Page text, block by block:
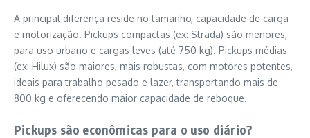
A principal diferença reside no tamanho, capacidade de carga
e motorização. Pickups compactas (ex: Strada) são menores,
para uso urbano e cargas leves (até 750 kg). Pickups médias
(ex: Hilux) são maiores, mais robustas, com motores potentes,
ideais para trabalho pesado e lazer, transportando mais de
800 kg e oferecendo maior capacidade de reboque.
Pickups são econômicas para o uso diário?